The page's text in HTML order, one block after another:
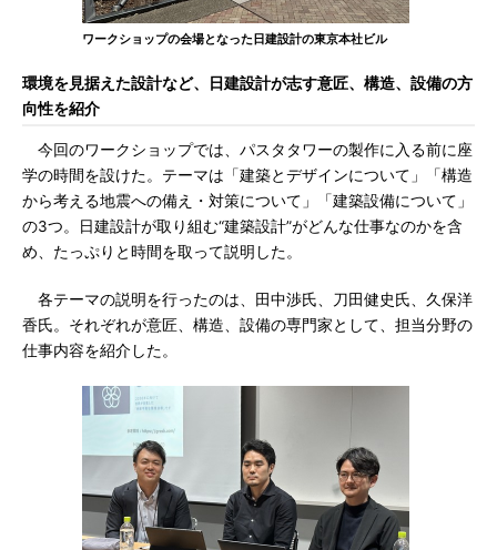
ワークショップの会場となった日建設計の東京本社ビル
環境を見据えた設計など、日建設計が志す意匠、構造、設備の方
向性を紹介
今回のワークショップでは、パスタタワーの製作に入る前に座
学の時間を設けた。テーマは「建築とデザインについて」「構造
から考える地震への備え・対策について」「建築設備について」
の3つ。日建設計が取り組む“建築設計”がどんな仕事なのかを含
め、たっぷりと時間を取って説明した。
各テーマの説明を行ったのは、田中渉氏、刀田健史氏、久保洋
香氏。それぞれが意匠、構造、設備の専門家として、担当分野の
仕事内容を紹介した。